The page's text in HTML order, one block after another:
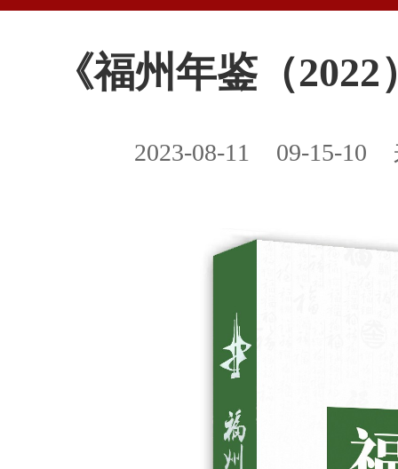
《福州年鉴（2022
2023-08-11 09-15-10